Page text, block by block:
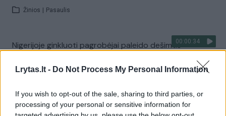
Lrytas.lt - Do Not Process My Personal Information
If you wish to opt-out of the sale, sharing to third parties, or
processing of your personal or sensitive information for
Žinios Pasaulis
00:00:34
Nigerijoje ginkluoti pagrobėjai paleido dešimtis
Žinios | Pasaulis
00:00:42
Šokiruojantys vaizdai: viešoje vietoje vyras pagrobė